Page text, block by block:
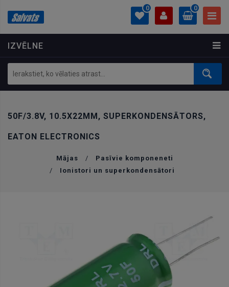
IZVĒLNE
0
PROFILS
Ielogoties
Izveidot kontu
0
0.00 €
50F/3.8V, 10.5X22MM, SUPERKONDENSĀTORS,
EATON ELECTRONICS
Mājas /
Pasīvie komponeneti
/
Ionistori un superkondensātori